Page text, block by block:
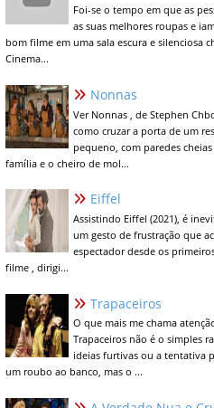
Foi-se o tempo em que as
as suas melhores roupas e
bom filme em uma sala escura e silenciosa
Cinema...
Nonnas
Ver Nonnas , de Stephen
como cruzar a porta de um
pequeno, com paredes
família e o cheiro de mol...
Eiffel
Assistindo Eiffel (2021), é
um gesto de frustração que
espectador desde os
filme , dirigi...
Trapaceiros
O que mais me chama
Trapaceiros não é o simples
ideias furtivas ou a tentativa
um roubo ao banco, mas o ...